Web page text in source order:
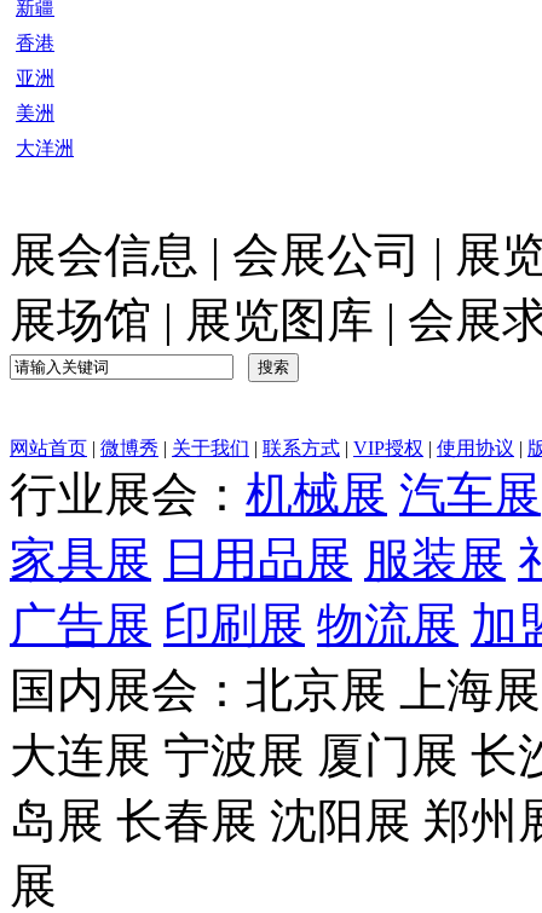
新疆
香港
亚洲
美洲
大洋洲
展会信息 | 会展公司 | 展
展场馆 | 展览图库 | 会展
网站首页 | 微博秀 | 关于我们 | 联系方式 | VIP授权 | 使用协议 |
行业展会： 机械展 汽车展
家具展 日用品展 服装展
广告展 印刷展 物流展 加
国内展会：北京展 上海
大连展 宁波展 厦门展 长
岛展 长春展 沈阳展 郑州
展